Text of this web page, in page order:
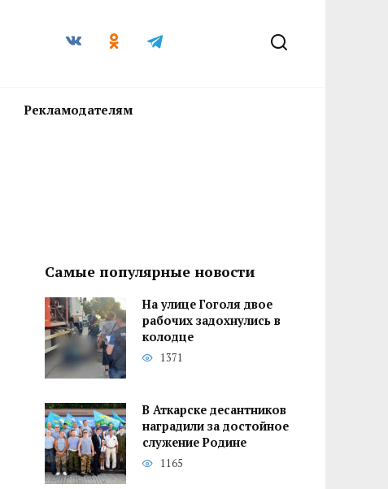
Рекламодателям
Самые популярные новости
На улице Гоголя двое
рабочих задохнулись в
колодце
1371
В Аткарске десантников
наградили за достойное
служение Родине
1165